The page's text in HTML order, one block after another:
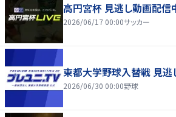
高円宮杯 見逃し動画配信
2026/06/17 00:00サッカー
東都大学野球入替戦 見逃
2026/06/30 00:00野球